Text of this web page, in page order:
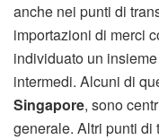
anche nei punti di
importazioni di merci
individuato un
intermedi. Alcuni di
Singapore, sono
generale. Altri punti di